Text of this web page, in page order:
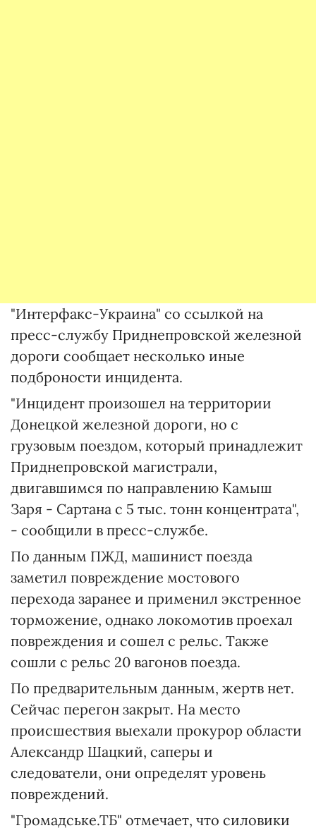
"Интерфакс-Украина" со ссылкой на
пресс-службу Приднепровской железной
дороги сообщает несколько иные
подброности инцидента.
"Инцидент произошел на территории
Донецкой железной дороги, но с
грузовым поездом, который принадлежит
Приднепровской магистрали,
двигавшимся по направлению Камыш
Заря - Сартана с 5 тыс. тонн концентрата",
- сообщили в пресс-службе.
По данным ПЖД, машинист поезда
заметил повреждение мостового
перехода заранее и применил экстренное
торможение, однако локомотив проехал
повреждения и сошел с рельс. Также
сошли с рельс 20 вагонов поезда.
По предварительным данным, жертв нет.
Сейчас перегон закрыт. На место
происшествия выехали прокурор области
Александр Шацкий, саперы и
следователи, они определят уровень
повреждений.
"Громадське.ТБ" отмечает, что силовики